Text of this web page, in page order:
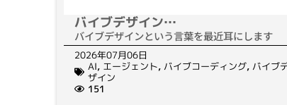
バイブデザイン…
バイブデザインという言葉を最近耳にします
2026年07月06日
AI, エージェント, バイブコーディング, バイブ
ザイン
151